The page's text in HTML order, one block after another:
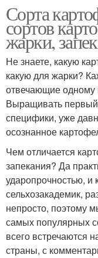
Сорта
сортов
жарки,
Не знаете, какую
какую для жарки?
отвечающие одному
Выращивать первый
специфики, уже
осознанное
Чем отличается
запекания? Да
ударопрочностью,
сельхозакадемик,
непросто, поэтому
самых популярных
всего встречаются
страны, с